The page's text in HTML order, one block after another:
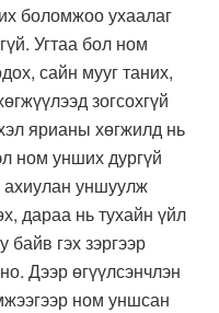
боломжоо ухаалаг
Угтаа бол ном
сайн мууг таних,
зогсохгүй
ярианы хөгжилд нь
ном унших дургүй
ахиулан уншуулж
дараа нь тухайн үйл
гэх зэргээр
Дээр өгүүлсэнчлэн
ном уншсан